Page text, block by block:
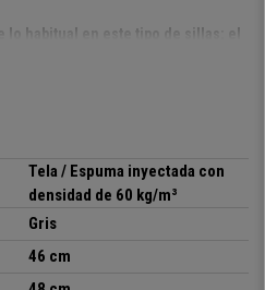
lo habitual en este tipo de sillas: el
y cómodo
de acero con 4
inyectada con densidad de 60
más confortable. Esta espuma se
uso, ni con el paso del tiempo
que se utiliza en sillería de alta
Tela / Espuma inyectada con
densidad de 60 kg/m³
Gris
46 cm